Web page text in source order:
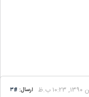
ارسال: #۳